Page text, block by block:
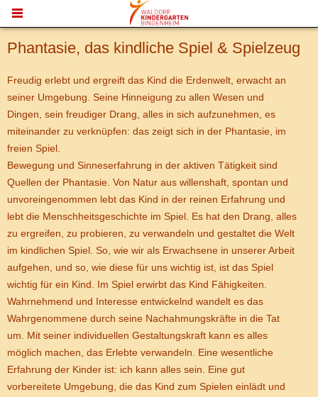
MENU
Phantasie, das kindliche Spiel & Spielzeug
Freudig erlebt und ergreift das Kind die Erdenwelt, erwacht an
seiner Umgebung. Seine Hinneigung zu allen Wesen und
Dingen, sein freudiger Drang, alles in sich aufzunehmen, es
miteinander zu verknüpfen: das zeigt sich in der Phantasie, im
freien Spiel.
Bewegung und Sinneserfahrung in der aktiven Tätigkeit sind
Quellen der Phantasie. Von Natur aus willenshaft, spontan und
unvoreingenommen lebt das Kind in der reinen Erfahrung und
lebt die Menschheitsgeschichte im Spiel. Es hat den Drang, alles
zu ergreifen, zu probieren, zu verwandeln und gestaltet die Welt
im kindlichen Spiel. So, wie wir als Erwachsene in unserer Arbeit
aufgehen, und so, wie diese für uns wichtig ist, ist das Spiel
wichtig für ein Kind. Im Spiel erwirbt das Kind Fähigkeiten.
Wahrnehmend und Interesse entwickelnd wandelt es das
Wahrgenommene durch seine Nachahmungskräfte in die Tat
um. Mit seiner individuellen Gestaltungskraft kann es alles
möglich machen, das Erlebte verwandeln. Eine wesentliche
Erfahrung der Kinder ist: ich kann alles sein. Eine gut
vorbereitete Umgebung, die das Kind zum Spielen einlädt und